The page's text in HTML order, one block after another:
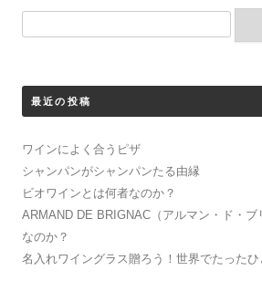
ョ
索:
最近の投稿
ワインによく合うピザ
シャンパンがシャンパンたる由縁
ビオワインとは何者なのか？
ARMAND DE BRIGNAC（アルマン・ド・
なのか？
名入れワイングラス贈ろう！世界でたったひ